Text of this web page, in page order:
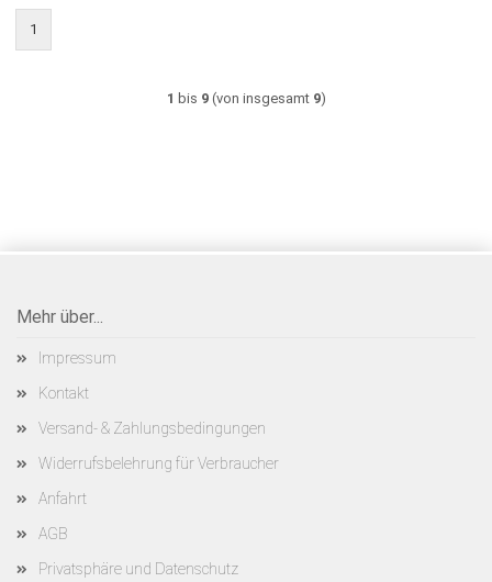
1
1 bis 9(von insgesamt 9)
Mehr über...
Impressum
Kontakt
Versand- & Zahlungsbedingungen
Widerrufsbelehrung für Verbraucher
Anfahrt
AGB
Privatsphäre und Datenschutz